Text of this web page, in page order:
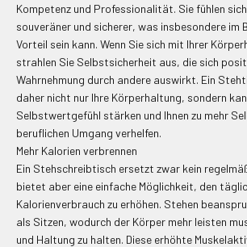
Kompetenz und Professionalität. Sie fühlen
souveräner und sicherer, was insbesondere im
Vorteil sein kann. Wenn Sie sich mit Ihrer
strahlen Sie Selbstsicherheit aus, die sich
Wahrnehmung durch andere auswirkt. Ein
daher nicht nur Ihre Körperhaltung, sondern
Selbstwertgefühl stärken und Ihnen zu mehr
beruflichen Umgang verhelfen.
Mehr Kalorien verbrennen
Ein Stehschreibtisch ersetzt zwar kein
bietet aber eine einfache Möglichkeit, den
Kalorienverbrauch zu erhöhen. Stehen
als Sitzen, wodurch der Körper mehr leisten
und Haltung zu halten. Diese erhöhte